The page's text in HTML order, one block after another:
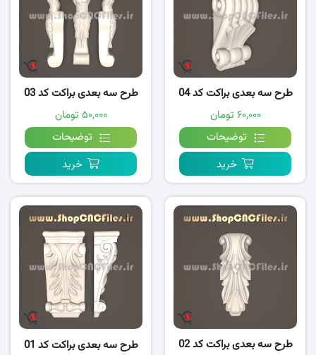
طرح سه بعدی براکت کد 04
۶۰,۰۰۰ تومان
توضیحات
خرید
طرح سه بعدی براکت کد 03
۵۰,۰۰۰ تومان
توضیحات
خرید
طرح سه بعدی براکت کد 02
طرح سه بعدی براکت کد 01